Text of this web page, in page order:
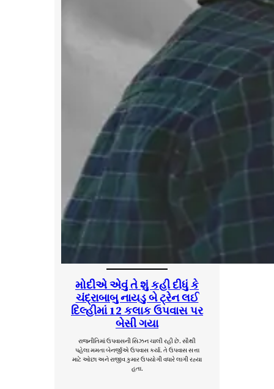
મોદીએ એવું તે શું કહી દીધું કે
ચંદ્રાબાબુ નાયડુ બે ટ્રેન લઈ
દિલ્હીમાં 12 કલાક ઉપવાસ પર
બેસી ગયા
રાજનીતિમાં ઉપવાસની સિઝન ચાલી રહી છે. સૌથી
પહેલા મમતા બેનર્જીએ ઉપવાસ કર્યા. તે ઉપવાસ સત્તા
માટે ઓછા અને રાજીવ કુમાર ઉપયોગી વધારે લાગી રહ્યા
હતા.